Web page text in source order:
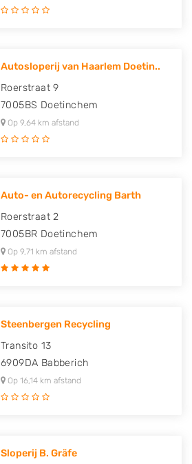
Autosloperij van Haarlem Doetin..
Roerstraat 9
7005BS Doetinchem
Op 9,64 km afstand
Auto- en Autorecycling Barth
Roerstraat 2
7005BR Doetinchem
Op 9,71 km afstand
Steenbergen Recycling
Transito 13
6909DA Babberich
Op 16,14 km afstand
Sloperij B. Gräfe